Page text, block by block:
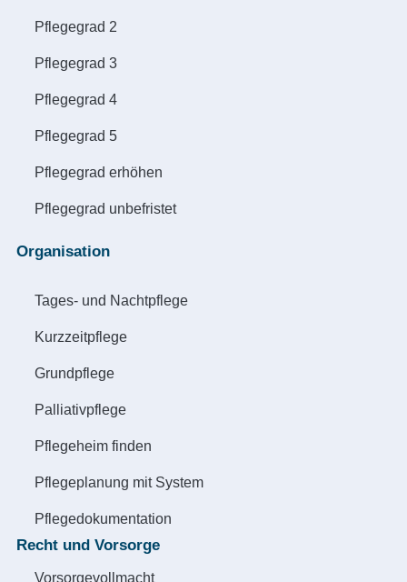
Pflegegrad 2
Pflegegrad 3
Pflegegrad 4
Pflegegrad 5
Pflegegrad erhöhen
Pflegegrad unbefristet
Organisation
Tages- und Nachtpflege
Kurzzeitpflege
Grundpflege
Palliativpflege
Pflegeheim finden
Pflegeplanung mit System
Pflegedokumentation
Recht und Vorsorge
Vorsorgevollmacht